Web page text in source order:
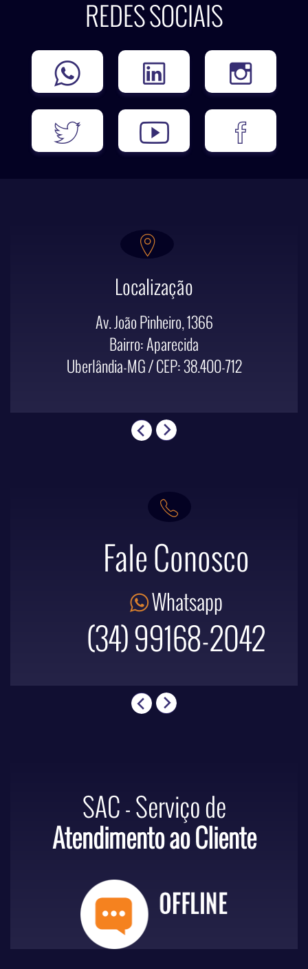
REDES SOCIAIS
Localização
Av. João Pinheiro, 1366
Bairro: Aparecida
Uberlândia-MG / CEP: 38.400-712
Fale Conosco
Whatsapp
(34) 99168-2042
SAC - Serviço de
Atendimento ao Cliente